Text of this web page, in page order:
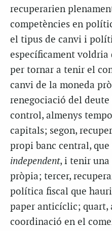
recuperarien
competències en
el tipus de canvi i
específicament voldria
per tornar a tenir el
canvi de la moneda
renegociació del
control, almenys
capitals; segon,
propi banc central,
independent, i tenir
pròpia; tercer,
política fiscal que
paper anticíclic; quart,
coordinació en el